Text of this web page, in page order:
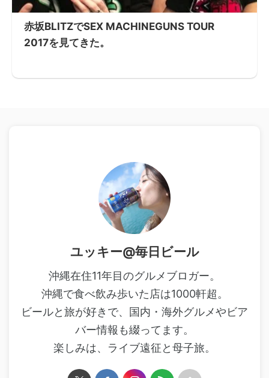
赤坂BLITZでSEX MACHINEGUNS TOUR
2017を見てきた。
ユッキー@毎日ビール
沖縄在住11年目のグルメブロガー。
沖縄で食べ飲み歩いた店は1000軒超。
ビールと旅が好きで、国内・海外グルメやビア
バー情報も綴ってます。
楽しみは、ライブ遠征と母子旅。